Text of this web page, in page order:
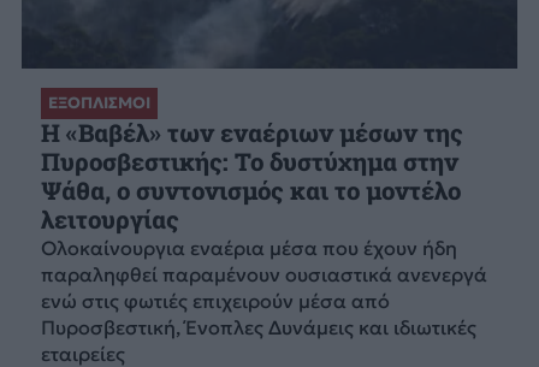
ΕΞΟΠΛΙΣΜΟΙ
H «Βαβέλ» των εναέριων μέσων της
Πυροσβεστικής: Το δυστύχημα στην
Ψάθα, ο συντονισμός και το μοντέλο
λειτουργίας
Ολοκαίνουργια εναέρια μέσα που έχουν ήδη
παραληφθεί παραμένουν ουσιαστικά ανενεργά
ενώ στις φωτιές επιχειρούν μέσα από
Πυροσβεστική, Ένοπλες Δυνάμεις και ιδιωτικές
εταιρείες